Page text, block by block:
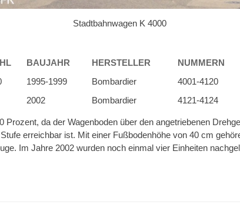
Stadtbahnwagen K 4000
BAUJAHR HERSTELLER NUMMERN
1995-1999 Bombardier
4001-4120
2002 Bombardier 4121-4124
Prozent, da der Wagenboden über den angetriebenen
erreichbar ist. Mit einer Fußbodenhöhe von 40 cm
Im Jahre 2002 wurden noch einmal vier Einheiten